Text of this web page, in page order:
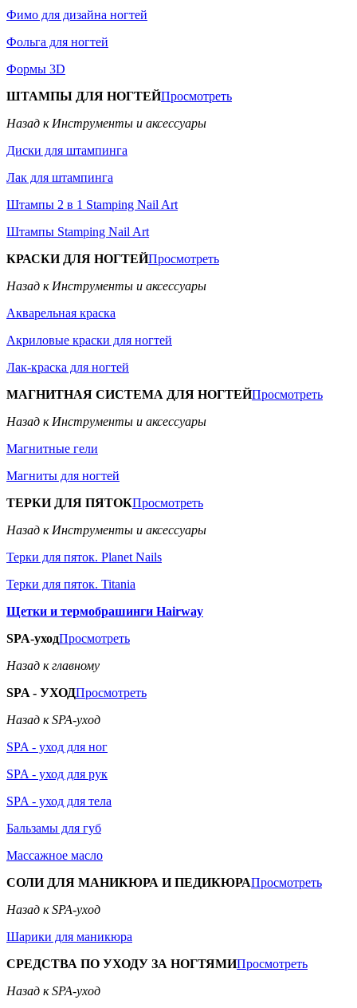
Фимо для дизайна ногтей
Фольга для ногтей
Формы 3D
ШТАМПЫ ДЛЯ НОГТЕЙПросмотреть
Назад к Инструменты и аксессуары
Диски для штампинга
Лак для штампинга
Штампы 2 в 1 Stamping Nail Art
Штампы Stamping Nail Art
КРАСКИ ДЛЯ НОГТЕЙПросмотреть
Назад к Инструменты и аксессуары
Акварельная краска
Акриловые краски для ногтей
Лак-краска для ногтей
МАГНИТНАЯ СИСТЕМА ДЛЯ НОГТЕЙПросмотреть
Назад к Инструменты и аксессуары
Магнитные гели
Магниты для ногтей
ТЕРКИ ДЛЯ ПЯТОКПросмотреть
Назад к Инструменты и аксессуары
Терки для пяток. Planet Nails
Терки для пяток. Titania
Щетки и термобрашинги Hairway
SPA-уходПросмотреть
Назад к главному
SPA - УХОДПросмотреть
Назад к SPA-уход
SPA - уход для ног
SPA - уход для рук
SPA - уход для тела
Бальзамы для губ
Массажное масло
СОЛИ ДЛЯ МАНИКЮРА И ПЕДИКЮРАПросмотреть
Назад к SPA-уход
Шарики для маникюра
СРЕДСТВА ПО УХОДУ ЗА НОГТЯМИПросмотреть
Назад к SPA-уход